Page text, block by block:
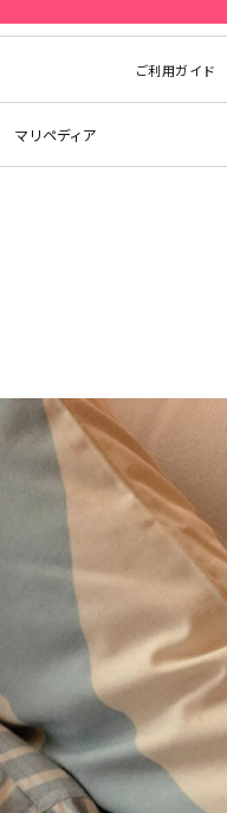
ご利用ガイド
マリペディア